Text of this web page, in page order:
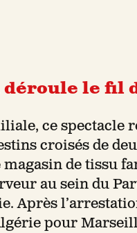
le fil
ce spectacle
croisés de
de tissu
au sein du
Après
pour